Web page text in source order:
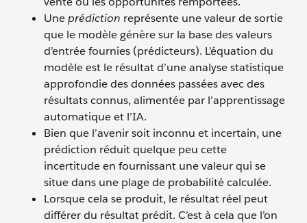
Uneprédiction représente une valeur de sortie
que le modèle génère sur la base des valeurs
d’entrée fournies (prédicteurs). L’équation du
modèle est le résultat d’une analyse statistique
approfondie des données passées avec des
résultats connus, alimentée par l’apprentissage
automatique et l’IA.
Bien que l’avenir soit inconnu et incertain, une
prédiction réduit quelque peu cette
incertitude en fournissant une valeur qui se
situe dans une plage de probabilité calculée.
Lorsque cela se produit, le résultat réel peut
différer du résultat prédit. C’est à cela que l’on